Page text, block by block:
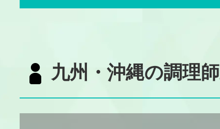
九州・沖縄の調理